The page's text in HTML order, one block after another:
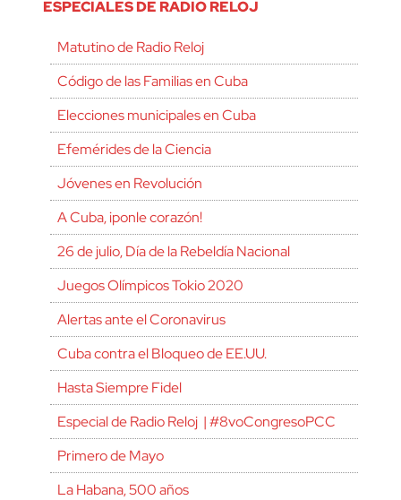
ESPECIALES DE RADIO RELOJ
Matutino de Radio Reloj
Código de las Familias en Cuba
Elecciones municipales en Cuba
Efemérides de la Ciencia
Jóvenes en Revolución
A Cuba, ¡ponle corazón!
26 de julio, Día de la Rebeldía Nacional
Juegos Olímpicos Tokio 2020
Alertas ante el Coronavirus
Cuba contra el Bloqueo de EE.UU.
Hasta Siempre Fidel
Especial de Radio Reloj | #8voCongresoPCC
Primero de Mayo
La Habana, 500 años